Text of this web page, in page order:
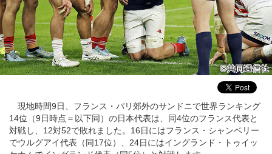
現地時間9日、フランス・パリ郊外のサンドニで世界ランキング
14位（9日時点＝以下同）の日本代表は、同4位のフランス代表と
対戦し、12対52で敗れました。16日にはフランス・シャンベリー
でウルグアイ代表（同17位）、24日にはイングランド・トゥイッ